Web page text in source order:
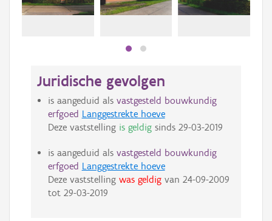
Juridische gevolgen
is aangeduid als vastgesteld bouwkundig
erfgoed Langgestrekte hoeve
Deze vaststelling is geldigsinds 29-03-2019
is aangeduid als vastgesteld bouwkundig
erfgoed Langgestrekte hoeve
Deze vaststelling was geldigvan 24-09-2009
tot 29-03-2019